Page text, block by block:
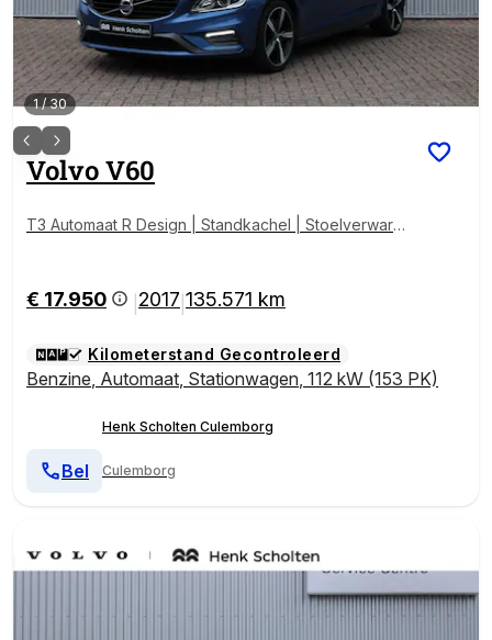
1/30
VolvoV60
T3 Automaat R Design | Standkachel | Stoelverwarmi
€ 17.950 2017 135.571 km
Kilometerstand Gecontroleerd
Benzine, Automaat, Stationwagen, 112 kW (153 PK)
Henk Scholten Culemborg
Culemborg
Bel